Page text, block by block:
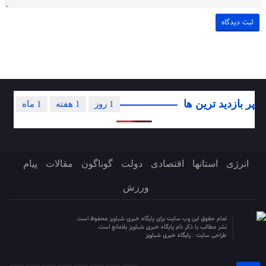
پر بازدید ترین ها 1 ماه 1 هفته 1 روز
انرژی استانها اقتصادی دولت گوناگون مقالات پیام
ورزش
تمام حقوق این وب سایت برای پایگاه خبری شباویز محفوظ است.
نشر مطالب با ذکر نام پایگاه خبری شباویز بلامانع است.
طراحی سایت : پایگاه خبری شباویز